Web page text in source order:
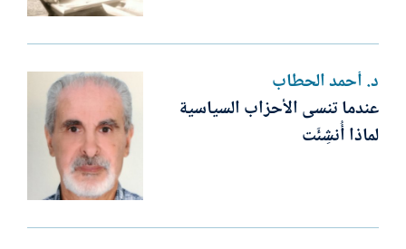
د. أحمد الحطاب
عندما تنسى الأحزاب السياسية
لماذا أُنشِئَت